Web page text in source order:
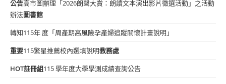
公告高市圖辦理「2026朗聲大賞：朗讀文本演出影片徵選活動」之活動
辦法圖書館
轉知115年 度「周產期高風險孕產婦追蹤關懷計畫說明」
重要115繁星推薦校內選填說明教務處
HOT註冊組115 學年度大學學測成績查詢公告